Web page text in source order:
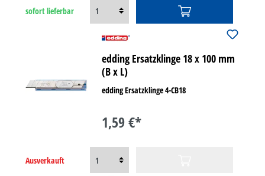
sofort lieferbar
edding Ersatzklinge 18 x 100 mm
(B x L)
edding Ersatzklinge 4-CB18
1,59 €*
Ausverkauft